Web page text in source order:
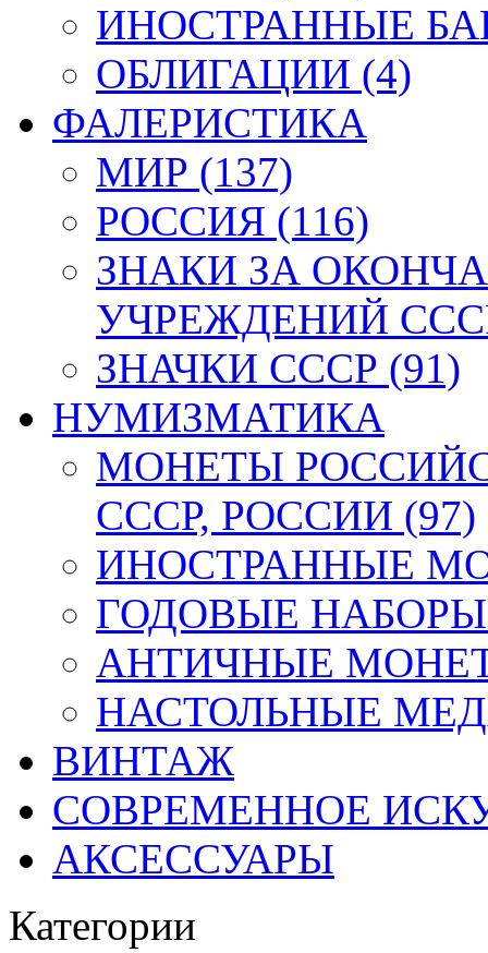
ИНОСТРАННЫЕ
ОБЛИГАЦИИ (4)
ФАЛЕРИСТИКА
МИР (137)
РОССИЯ (116)
ЗНАКИ ЗА
УЧРЕЖДЕНИЙ
ЗНАЧКИ СССР (91)
НУМИЗМАТИКА
МОНЕТЫ
СССР, РОССИИ (97)
ИНОСТРАННЫЕ
ГОДОВЫЕ НАБОРЫ
АНТИЧНЫЕ
НАСТОЛЬНЫЕ
ВИНТАЖ
СОВРЕМЕННОЕ
АКСЕССУАРЫ
Категории